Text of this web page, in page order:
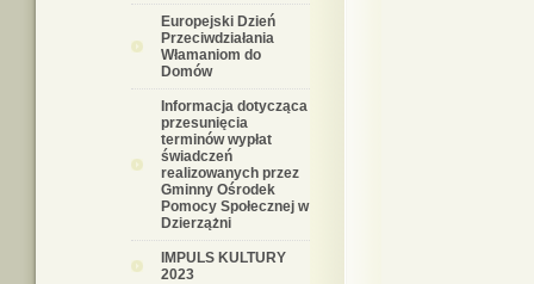
Europejski Dzień
Przeciwdziałania
Włamaniom do
Domów
Informacja dotycząca
przesunięcia
terminów wypłat
świadczeń
realizowanych przez
Gminny Ośrodek
Pomocy Społecznej w
Dzierzążni
IMPULS KULTURY
2023